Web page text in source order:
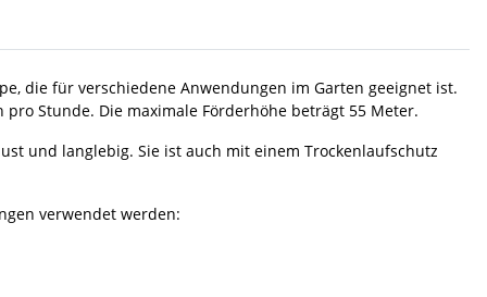
die für verschiedene Anwendungen im Garten geeignet ist.
Stunde. Die maximale Förderhöhe beträgt 55 Meter.
und langlebig. Sie ist auch mit einem Trockenlaufschutz
verwendet werden: